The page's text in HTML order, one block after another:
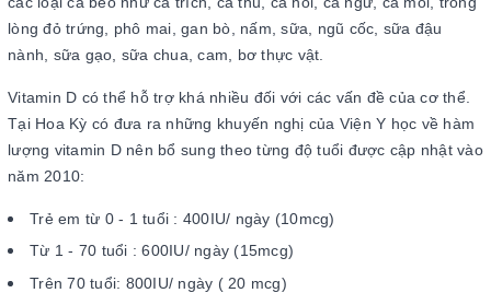
lòng đỏ trứng, phô mai, gan bò, nấm, sữa, ngũ cốc, sữa đậu
nành, sữa gạo, sữa chua, cam, bơ thực vật.
Vitamin D có thể hỗ trợ khá nhiều đối với các vấn đề của cơ thể.
Tại Hoa Kỳ có đưa ra những khuyến nghị của Viện Y học về hàm
lượng vitamin D nên bổ sung theo từng độ tuổi được cập nhật vào
năm 2010:
Trẻ em từ 0 - 1 tuổi : 400IU/ ngày (10mcg)
Từ 1 - 70 tuổi : 600IU/ ngày (15mcg)
Trên 70 tuổi: 800IU/ ngày ( 20 mcg)